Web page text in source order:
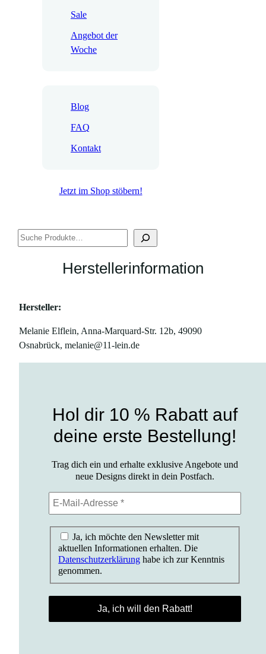
Sale
Angebot der
Woche
Blog
FAQ
Kontakt
Jetzt im Shop stöbern!
Suchen
Herstellerinformation
Hersteller:
Melanie Elflein, Anna-Marquard-Str. 12b, 49090
Osnabrück, melanie@11-lein.de
Hol dir 10 % Rabatt auf
deine erste Bestellung!
Trag dich ein und erhalte exklusive Angebote und
neue Designs direkt in dein Postfach.
Ja, ich möchte den Newsletter mit
aktuellen Informationen erhalten. Die
Datenschutzerklärung habe ich zur Kenntnis
genommen.